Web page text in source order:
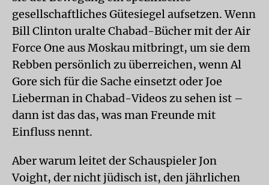
gesellschaftliches Gütesiegel aufsetzen. Wenn
Bill Clinton uralte Chabad-Bücher mit der Air
Force One aus Moskau mitbringt, um sie dem
Rebben persönlich zu überreichen, wenn Al
Gore sich für die Sache einsetzt oder Joe
Lieberman in Chabad-Videos zu sehen ist –
dann ist das das, was man Freunde mit
Einfluss nennt.
Aber warum leitet der Schauspieler Jon
Voight, der nicht jüdisch ist, den jährlichen